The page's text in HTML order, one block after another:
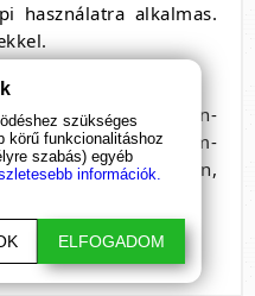
használatra alkalmas.
dipropilén-
hidroxipropil-trícium-
nátrium-sakkarin,
szükséges
körű funkcionalitáshoz
szabás) egyéb
információk.
ELFOGADOM